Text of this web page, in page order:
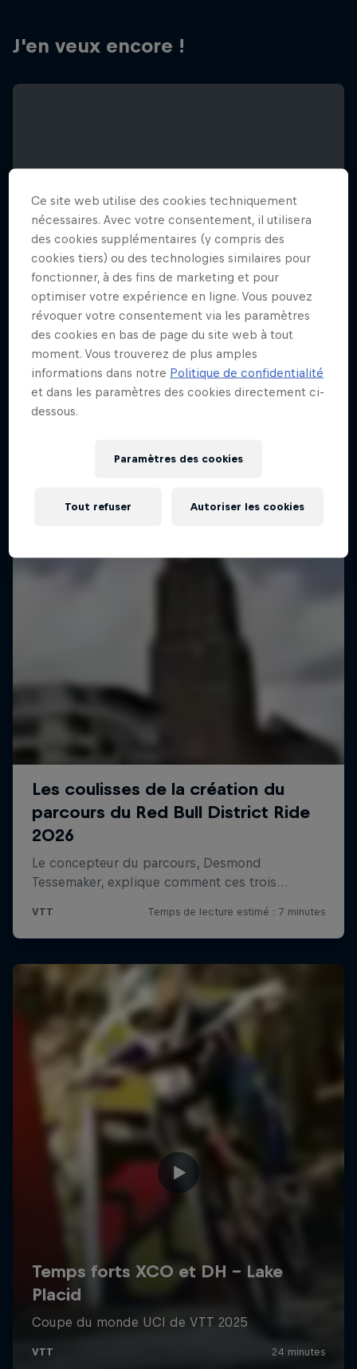
J'en veux encore !
Red Bull District Ride
24 – 25 Juillet 2026
Ce site web utilise des cookies techniquement
nécessaires. Avec votre consentement, il utilisera
des cookies supplémentaires (y compris des
cookies tiers) ou des technologies similaires pour
fonctionner, à des fins de marketing et pour
optimiser votre expérience en ligne. Vous pouvez
révoquer votre consentement via les paramètres
des cookies en bas de page du site web à tout
moment. Vous trouverez de plus amples
informations dans notre Politique de confidentialité
et dans les paramètres des cookies directement ci-
dessous.
Paramètres des cookies
Tout refuser Autoriser les cookies